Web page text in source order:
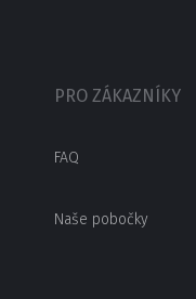
PRO ZÁKAZNÍKY
FAQ
Naše pobočky